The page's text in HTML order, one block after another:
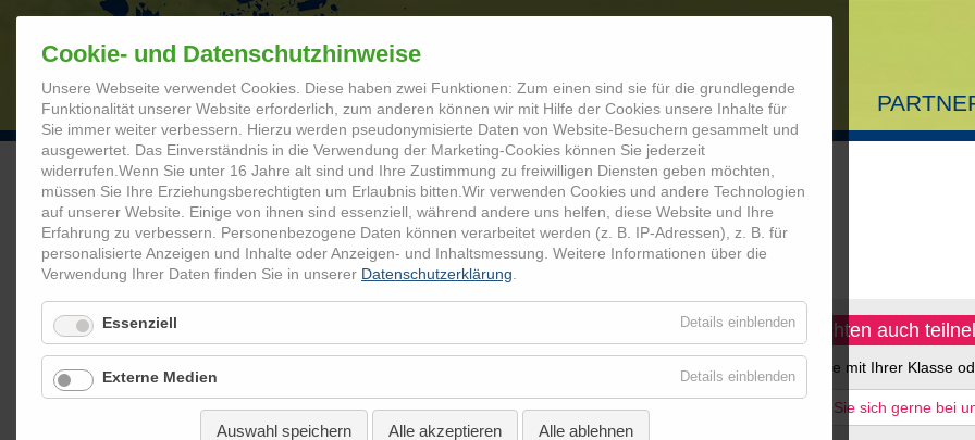
Cookie- und Datenschutzhinweise
Unsere Webseite verwendet Cookies. Diese haben zwei Funktionen: Zum einen sind sie für die grundlegende
Funktionalität unserer Website erforderlich, zum anderen können wir mit Hilfe der Cookies unsere Inhalte für
Sie immer weiter verbessern. Hierzu werden pseudonymisierte Daten von Website-Besuchern gesammelt und
ausgewertet. Das Einverständnis in die Verwendung der Marketing-Cookies können Sie jederzeit
widerrufen. Wenn Sie unter 16 Jahre alt sind und Ihre Zustimmung zu freiwilligen Diensten geben möchten,
müssen Sie Ihre Erziehungsberechtigten um Erlaubnis bitten. Wir verwenden Cookies und andere Technologien
auf unserer Website. Einige von ihnen sind essenziell, während andere uns helfen, diese Website und Ihre
Erfahrung zu verbessern.
Personenbezogene Daten können verarbeitet werden (z. B. IP-Adressen), z. B. für
personalisierte Anzeigen und Inhalte oder Anzeigen- und Inhaltsmessung. Weitere Informationen über die
Verwendung Ihrer Daten finden Sie in unserer Datenschutzerklärung
Essenziell Details einblendenfür
Essenziell
Externe Medien Details einblendenfür
Medien
Auswahl speichern Alle akzeptieren Alle ablehnen
STARTSEITE AUSBILDUNG MEDIATHEK
Coolrider.de Startseite Informationen für... Informationen für die Schulen
Coolrider-Infos für Schulen
Kann man Zivilcourage lernen?
wegschauen“. Man muss nur wissen, was das Richtige in einer Situation ist.
Sie möchten auch
Sie möchte mit Ihrer Klasse
Melden Sie sich gerne bei
Startseite
Informationen
Aktuelle Infos